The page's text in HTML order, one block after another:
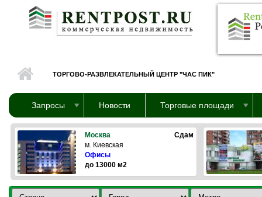
Перейти к основному содержанию
ТОРГОВО-РАЗВЛЕКАТЕЛЬНЫЙ ЦЕНТР "ЧАС ПИК"
Запросы Новости Торговые площади
Москва
Сдам
м. Киевская
Офисы
до 13000 м2